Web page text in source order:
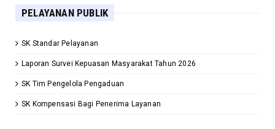
PELAYANAN PUBLIK
SK Standar Pelayanan
Laporan Survei Kepuasan Masyarakat Tahun 2026
SK Tim Pengelola Pengaduan
SK Kompensasi Bagi Penerima Layanan